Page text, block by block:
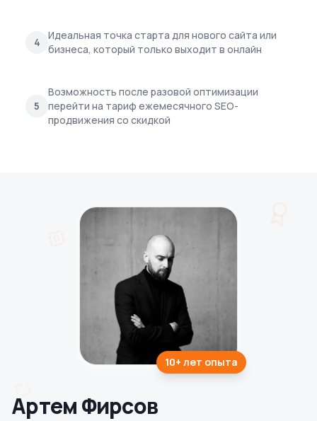
4
Идеальная точка старта для нового сайта или
бизнеса, который только выходит в онлайн
5
Возможность после разовой оптимизации
перейти на тариф ежемесячного SEO-
продвижения со скидкой
10+ лет опыта
Артем Фирсов